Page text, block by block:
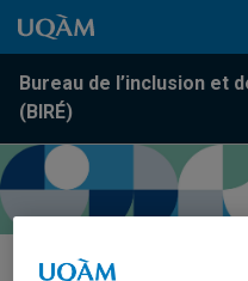
Passer au contenu
Accéder au menu principal
Accéder à la recherche
Passer au contenu
Accéder au menu principal
Bureau de l’inclusion et
(BIRÉ)